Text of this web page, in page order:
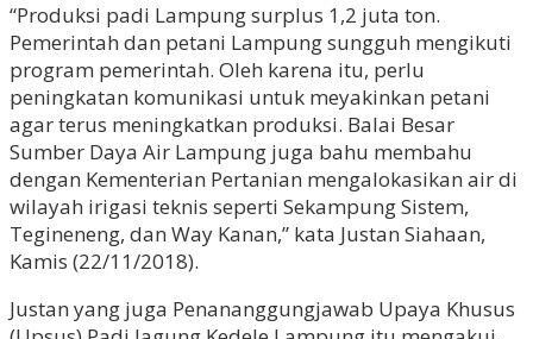
“Produksi padi Lampung surplus 1,2 juta ton.
Pemerintah dan petani Lampung sungguh mengikuti
program pemerintah. Oleh karena itu, perlu
peningkatan komunikasi untuk meyakinkan petani
agar terus meningkatkan produksi. Balai Besar
Sumber Daya Air Lampung juga bahu membahu
dengan Kementerian Pertanian mengalokasikan air di
wilayah irigasi teknis seperti Sekampung Sistem,
Tegineneng, dan Way Kanan,” kata Justan Siahaan,
Kamis (22/11/2018).
Justan yang juga Penananggungjawab Upaya Khusus